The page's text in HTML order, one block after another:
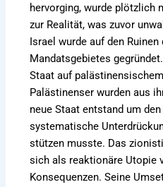
hervorging, wurde plötzlich
zur Realität, was zuvor
Israel wurde auf den
Mandatsgebietes
Staat auf
Palästinenser wurden aus
neue Staat entstand um
systematische
stützen musste. Das
sich als reaktionäre Utopie
Konsequenzen. Seine